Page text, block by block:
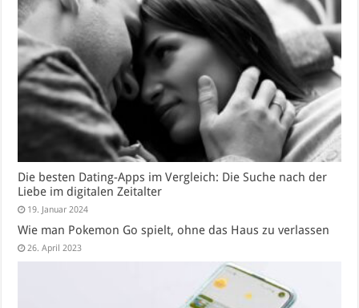
Die besten Dating-Apps im Vergleich: Die Suche nach der
Liebe im digitalen Zeitalter
19. Januar 2024
Wie man Pokemon Go spielt, ohne das Haus zu verlassen
26. April 2023